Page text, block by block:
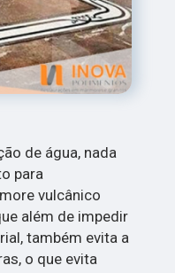
de água, nada
para
vulcânico
além de impedir
também evita a
o que evita